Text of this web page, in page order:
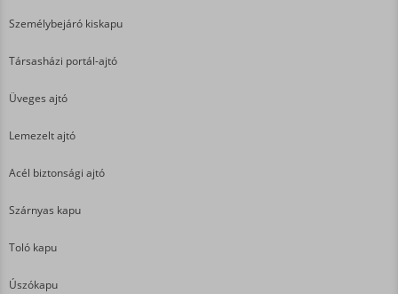
Személybejáró kiskapu
Társasházi portál-ajtó
Üveges ajtó
Lemezelt ajtó
Acél biztonsági ajtó
Szárnyas kapu
Toló kapu
Úszókapu